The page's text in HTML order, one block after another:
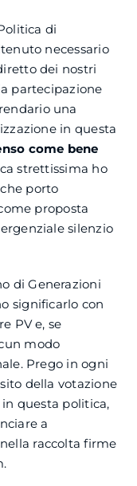
di
necessario
dei nostri
partecipazione
una
in questa
come bene
strettissima ho
porto
proposta
silenzio
di Generazioni
significarlo con
PV e, se
modo
Prego in ogni
della votazione
questa politica,
a
raccolta firme